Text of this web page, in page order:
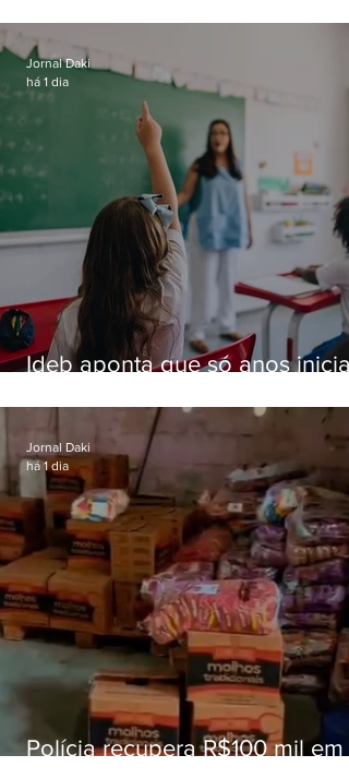
residências de luxo no Rio
Ideb aponta que só anos
educação
Jornal Daki
há 1 dia
Polícia recupera R$100 mil em
Jornal Daki
há 1 dia